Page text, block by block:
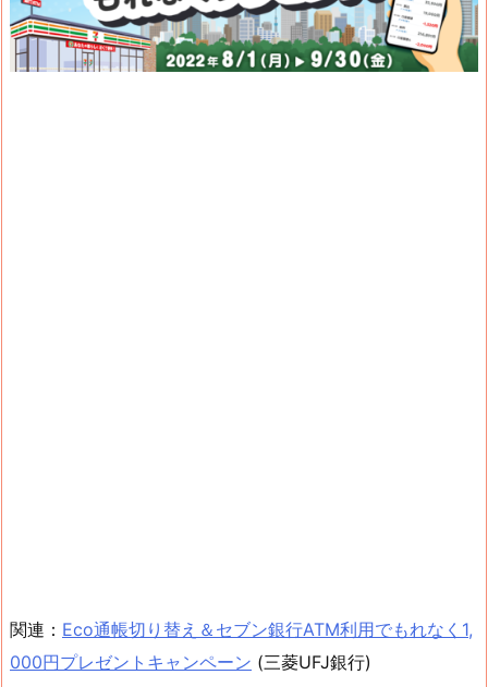
関連： Eco通帳切り替え＆セブン銀行ATM利用でもれなく1,
000円プレゼントキャンペーン (三菱UFJ銀行)